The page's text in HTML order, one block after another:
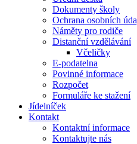
Dokumenty školy
Ochrana osobních
Náměty pro rodiče
Distanční vzdělávání
Včeličky
E-podatelna
Povinné informace
Rozpočet
Formuláře ke stažení
Jídelníček
Kontakt
Kontaktní informace
Kontaktujte nás